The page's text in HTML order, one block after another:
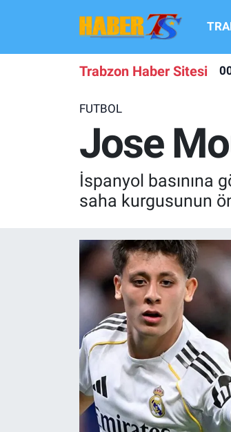
Trabzon Haber Sitesi
FUTBOL
Jose
İspanyol basınına
saha kurgusunun
TRABZONSPOR
TRANSFER HABERLERI
KULİS MEYDANI
ALT LIGLER
TV VE SİNEMA
BASKETBOL
SAĞLIK
Hava Durumu
Tüm Manşetler
Son Dakika Haberleri